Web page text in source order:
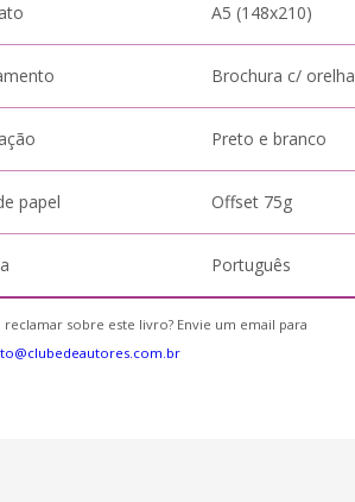
A5 (148x210)
Brochura c/ orelha
Preto e branco
papel Offset 75g
Português
reclamar sobre este livro? Envie um email para